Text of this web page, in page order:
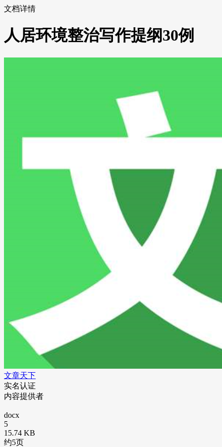
文档详情
人居环境整治写作提纲30例
文章天下
实名认证
内容提供者
docx
5
15.74 KB
约5页